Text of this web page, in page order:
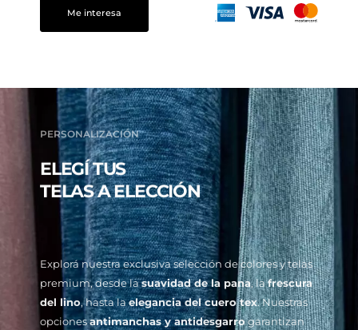
Me interesa
PERSONALIZACIÓN
ELEGÍ TUS
TELAS A ELECCIÓN
Explorá nuestra exclusiva selección de colores y telas
premium, desde lasuavidad de la pana, lafrescura
del lino, hasta laelegancia del cuero tex. Nuestras
opcionesantimanchas y antidesgarrogarantizan